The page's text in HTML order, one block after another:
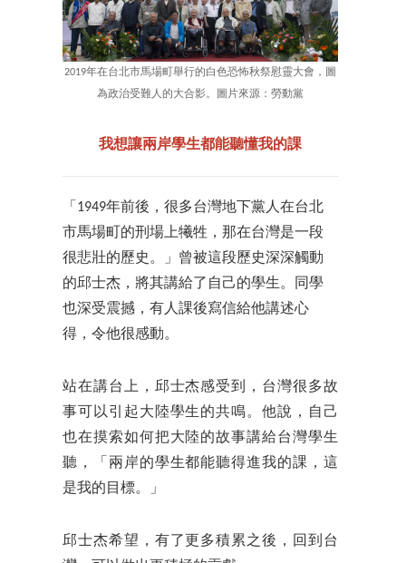
2019年在台北市馬場町舉行的白色恐怖秋祭慰靈大會，圖
為政治受難人的大合影。圖片來源：勞動黨
我想讓兩岸學生都能聽懂我的課
「1949年前後，很多台灣地下黨人在台北
市馬場町的刑場上犧牲，那在台灣是一段
很悲壯的歷史。」曾被這段歷史深深觸動
的邱士杰，將其講給了自己的學生。同學
也深受震撼，有人課後寫信給他講述心
得，令他很感動。
站在講台上，邱士杰感受到，台灣很多故
事可以引起大陸學生的共鳴。他說，自己
也在摸索如何把大陸的故事講給台灣學生
聽，「兩岸的學生都能聽得進我的課，這
是我的目標。」
邱士杰希望，有了更多積累之後，回到台